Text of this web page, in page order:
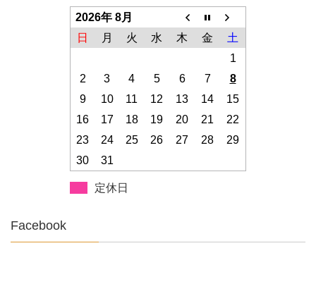
2026年 8月
日
月 火 水 木 金
土
1
2
3 4 5 6 7
8
9
10 11 12 13 14
15
16
17 18 19 20 21
22
23
24 25 26 27 28
29
30
31
定休日
Facebook